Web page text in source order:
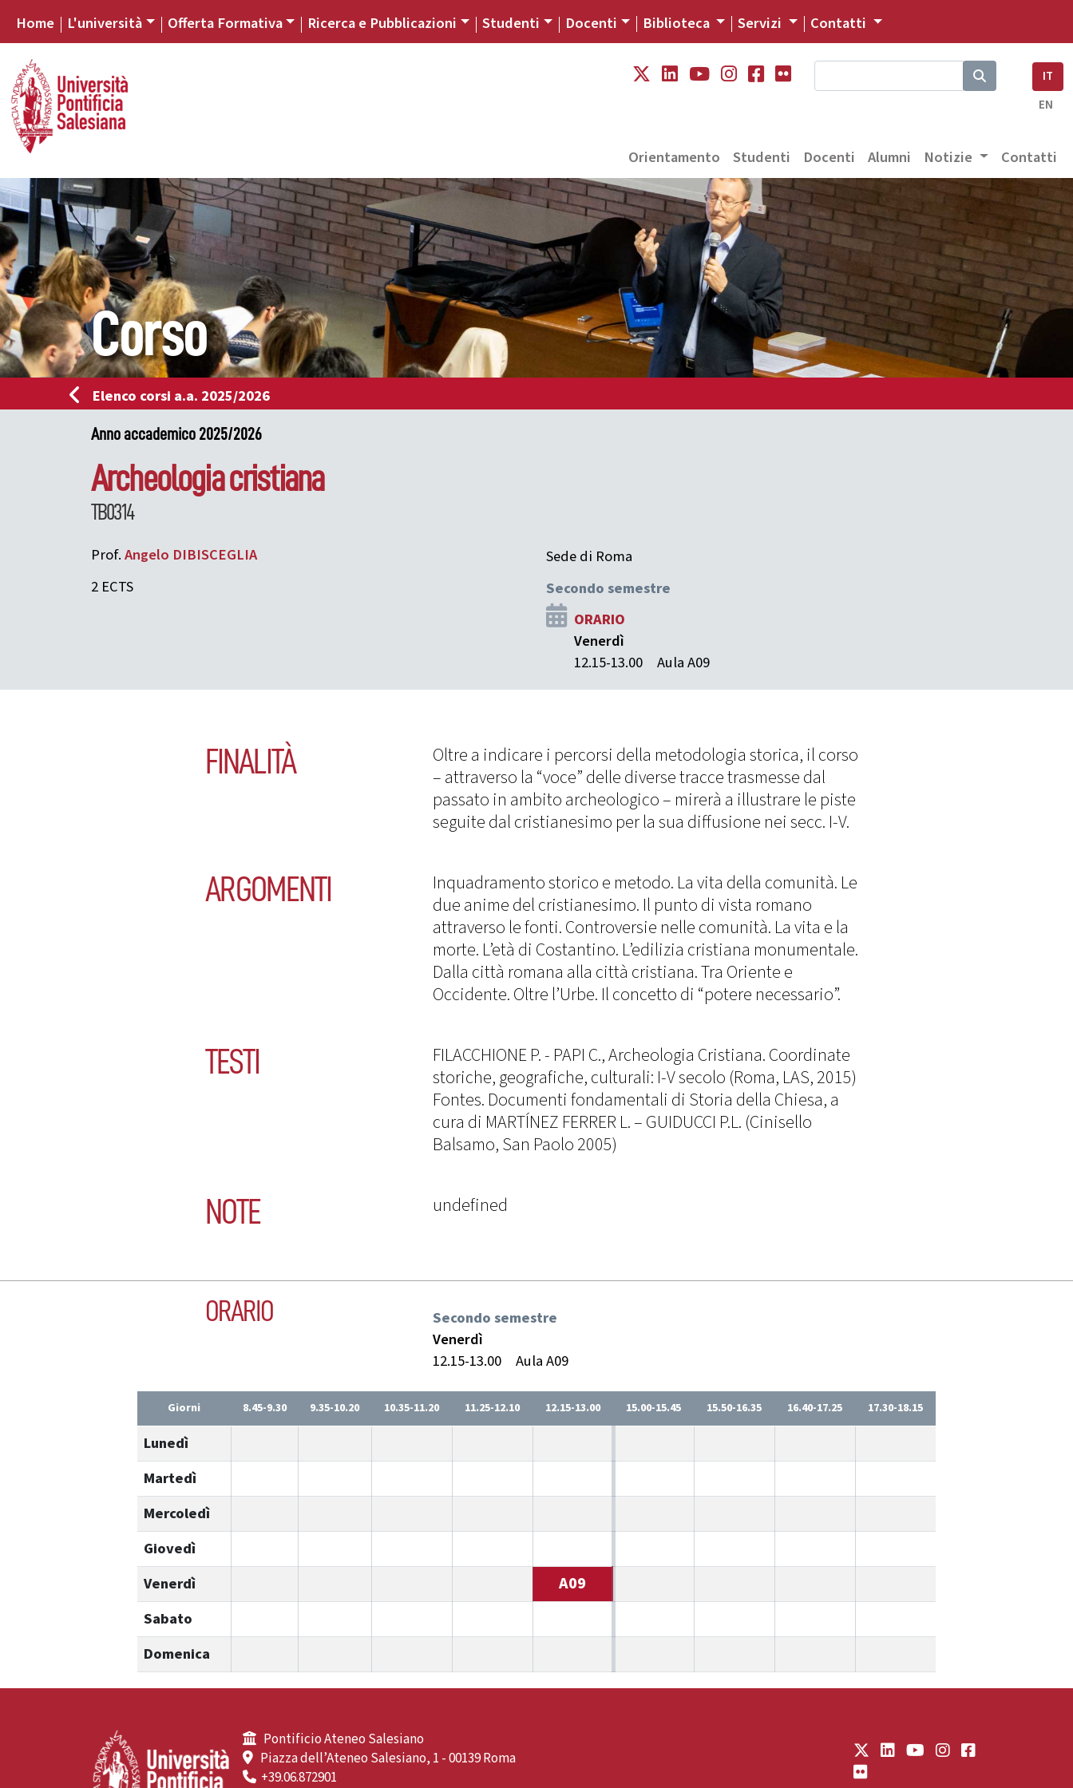
Home L'università Offerta Formativa Ricerca e Pubblicazioni Studenti Docenti Biblioteca Servizi Contatti
IT
EN
Orientamento Studenti Docenti Alumni Notizie Contatti
Corso
Elenco corsi a.a. 2025/2026
Anno accademico 2025/2026
Archeologia cristiana
TB0314
Prof.Angelo DIBISCEGLIA
2 ECTS
Sede di Roma
Secondo semestre
ORARIO
Venerdì
12.15-13.00
Aula A09
FINALITÀ
Oltre a indicare i percorsi della metodologia storica, il corso
– attraverso la “voce” delle diverse tracce trasmesse dal
passato in ambito archeologico – mirerà a illustrare le piste
seguite dal cristianesimo per la sua diffusione nei secc. I-V.
ARGOMENTI
Inquadramento storico e metodo. La vita della comunità. Le
due anime del cristianesimo. Il punto di vista romano
attraverso le fonti. Controversie nelle comunità. La vita e la
morte. L’età di Costantino. L’edilizia cristiana monumentale.
Dalla città romana alla città cristiana. Tra Oriente e
Occidente. Oltre l’Urbe. Il concetto di “potere necessario”.
TESTI
FILACCHIONE P. - PAPI C., Archeologia Cristiana. Coordinate
storiche, geografiche, culturali: I-V secolo (Roma, LAS, 2015)
Fontes. Documenti fondamentali di Storia della Chiesa, a
cura di MARTÍNEZ FERRER L. – GUIDUCCI P.L. (Cinisello
Balsamo, San Paolo 2005)
NOTE undefined
ORARIO
Secondo semestre
Venerdì
12.15-13.00
Aula A09
Giorni 8.45-9.30 9.35-10.20 10.35-11.20 11.25-12.10 12.15-13.00 15.00-15.45 15.50-16.35 16.40-17.25 17.30-18.15
Lunedì
Martedì
Mercoledì
Giovedì
Venerdì
A09
Sabato
Domenica
Pontificio Ateneo Salesiano
Piazza dell’Ateneo Salesiano, 1 - 00139 Roma
+39.06.872901